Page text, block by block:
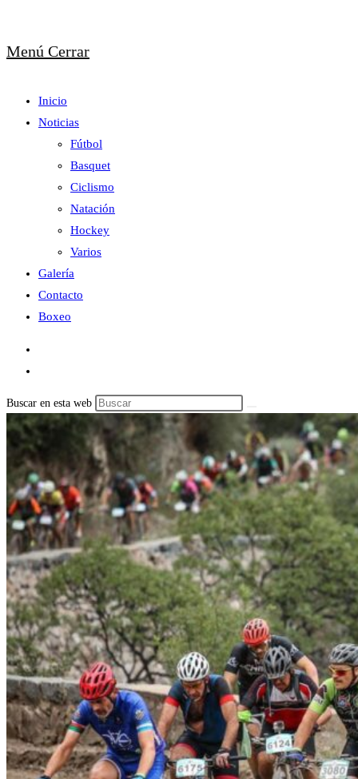
Menú Cerrar
Inicio
Noticias
Fútbol
Basquet
Ciclismo
Natación
Hockey
Varios
Galería
Contacto
Boxeo
Buscar en esta web